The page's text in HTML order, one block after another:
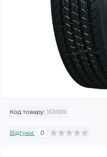
Код товару: 163069
Відгуки: 0